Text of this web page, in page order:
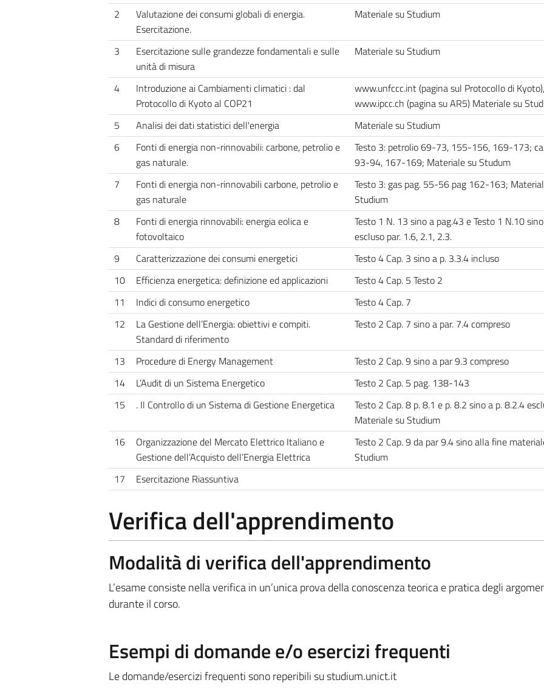
2
Valutazione dei consumi globali di energia.
Esercitazione.
Materiale su Studium
3
Esercitazione sulle grandezze fondamentali e sulle
unità di misura
Materiale su Studium
4
Introduzione ai Cambiamenti climatici : dal
Protocollo di Kyoto al COP21
www.unfccc.int (pagina sul Protocollo di Kyoto),
www.ipcc.ch (pagina su AR5) Materiale su
5
Analisi dei dati statistici dell'energia
Materiale su Studium
6
Fonti di energia non-rinnovabili: carbone, petrolio e
gas naturale.
Testo 3: petrolio 69-73, 155-156, 169-173;
93-94, 167-169; Materiale su Studum
7
Fonti di energia non-rinnovabili carbone, petrolio e
gas naturale
Testo 3: gas pag. 55-56 pag 162-163;
Studium
8
Fonti di energia rinnovabili: energia eolica e
fotovoltaico
Testo 1 N. 13 sino a pag.43 e Testo 1 N.10
escluso par. 1.6, 2.1, 2.3.
9
Caratterizzazione dei consumi energetici
Testo 4 Cap. 3 sino a p. 3.3.4 incluso
10
Efficienza energetica: definizione ed applicazioni
Testo 4 Cap. 5 Testo 2
11
Indici di consumo energetico
Testo 4 Cap. 7
12
La Gestione dell’Energia: obiettivi e compiti.
Standard di riferimento
Testo 2 Cap. 7 sino a par. 7.4 compreso
13 Procedure di Energy Management
Testo 2 Cap. 9 sino a par 9.3 compreso
14
L’Audit di un Sistema Energetico
Testo 2 Cap. 5 pag. 138-143
15
. Il Controllo di un Sistema di Gestione Energetica
Testo 2 Cap. 8 p. 8.1 e p. 8.2 sino a p. 8.2.4
Materiale su Studium
16
Organizzazione del Mercato Elettrico Italiano e
Gestione dell’Acquisto dell’Energia Elettrica
Testo 2 Cap. 9 da par 9.4 sino alla fine
Studium
17
Esercitazione Riassuntiva
Verifica dell'apprendimento
Modalità di verifica dell'apprendimento
L’esame consiste nella verifica in un’unica prova della conoscenza teorica e pratica degli
durante il corso.
Esempi di domande e/o esercizi frequenti
Le domande/esercizi frequenti sono reperibili su studium.unict.it